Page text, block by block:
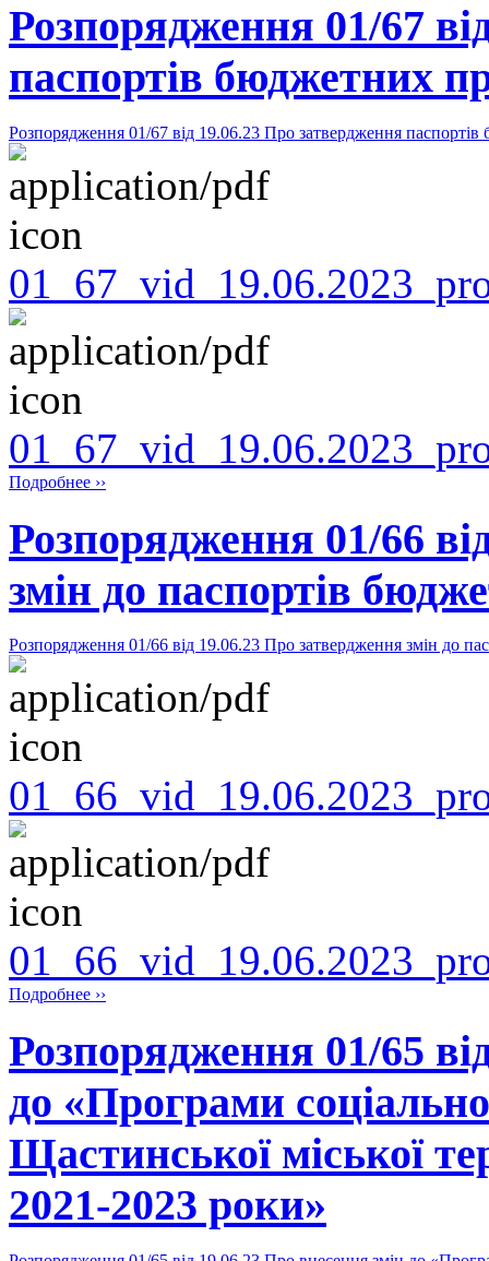
Розпорядження 01/67
паспортів бюджетних
Розпорядження 01/67 від 19.06.23 Про затвердження
Подробнее ››
Розпорядження 01/66
змін до паспортів
Розпорядження 01/66 від 19.06.23 Про затвердження змін до
Подробнее ››
Розпорядження 01/65
до «Програми
Щастинської міської
2021-2023 роки»